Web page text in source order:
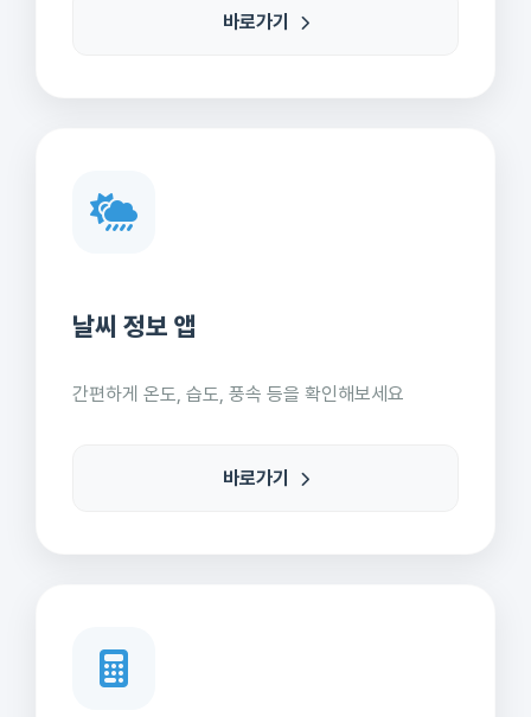
바로가기
날씨 정보 앱
간편하게 온도, 습도, 풍속 등을 확인해보세요
바로가기